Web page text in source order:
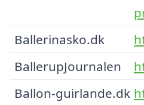
Ballerinasko.dk
BallerupJournalen
Ballon-guirlande.dk